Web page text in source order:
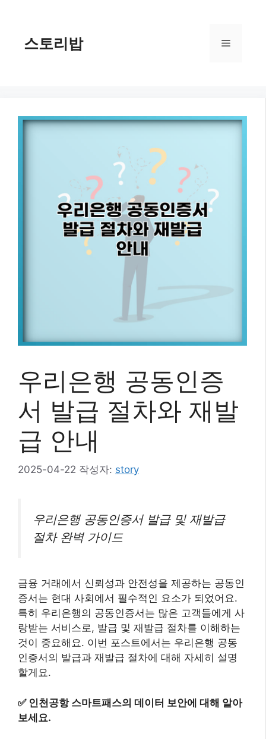
스토리밥 메
우리은행 공동인증
서 발급 절차와 재발
급 안내
2025-04-22 작성자: story
우리은행 공동인증서 발급 및 재발급
절차 완벽 가이드
금융 거래에서 신뢰성과 안전성을 제공하는 공동인
증서는 현대 사회에서 필수적인 요소가 되었어요.
특히 우리은행의 공동인증서는 많은 고객들에게 사
랑받는 서비스로, 발급 및 재발급 절차를 이해하는
것이 중요해요. 이번 포스트에서는 우리은행 공동
인증서의 발급과 재발급 절차에 대해 자세히 설명
할게요.
✅ 인천공항 스마트패스의 데이터 보안에 대해 알아
보세요.